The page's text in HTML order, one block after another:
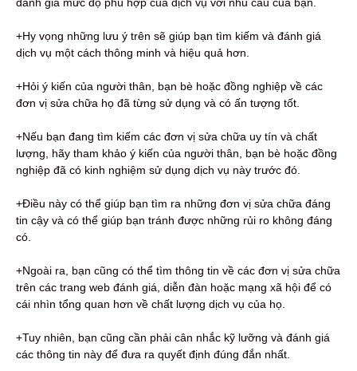
+Hy vọng những lưu ý trên sẽ giúp bạn tìm kiếm và đánh giá
dịch vụ một cách thông minh và hiệu quả hơn.
+Hỏi ý kiến ​​của người thân, bạn bè hoặc đồng nghiệp về các
đơn vị sửa chữa họ đã từng sử dụng và có ấn tượng tốt.
+Nếu bạn đang tìm kiếm các đơn vị sửa chữa uy tín và chất
lượng, hãy tham khảo ý kiến ​​của người thân, bạn bè hoặc đồng
nghiệp đã có kinh nghiệm sử dụng dịch vụ này trước đó.
+Điều này có thể giúp bạn tìm ra những đơn vị sửa chữa đáng
tin cậy và có thể giúp bạn tránh được những rủi ro không đáng
có.
+Ngoài ra, bạn cũng có thể tìm thông tin về các đơn vị sửa chữa
trên các trang web đánh giá, diễn đàn hoặc mạng xã hội để có
cái nhìn tổng quan hơn về chất lượng dịch vụ của họ.
+Tuy nhiên, bạn cũng cần phải cân nhắc kỹ lưỡng và đánh giá
các thông tin này để đưa ra quyết định đúng đắn nhất.